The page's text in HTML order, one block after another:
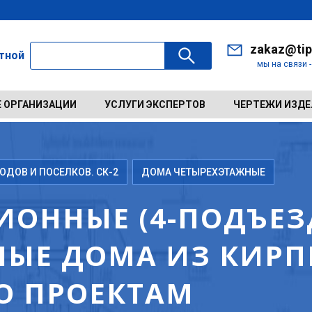
мы на связи
УСЛУГИ ЭКСПЕРТОВ ЧЕРТЕЖИ
И ПОСЕЛКОВ. СК-2 ДОМА ЧЕТЫРЕХЭТАЖНЫЕ
(4-
ДОМА ИЗ
ПРОЕКТАМ